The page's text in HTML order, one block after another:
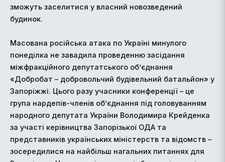
зможуть заселитися у власний новозведений
будинок.
Масована російська атака по Україні минулого
понеділка не завадила проведенню засідання
міжфракційного депутатського об’єднання
«Добробат – добровольчий будівельний батальйон» у
Запоріжжі. Цього разу учасники конференції – це
група нардепів-членів об’єднання під головуванням
народного депутата України Володимира Крейденка
за участі керівництва Запорізької ОДА та
представників українських міністерств та відомств –
зосередилися на найбільш нагальних питаннях для